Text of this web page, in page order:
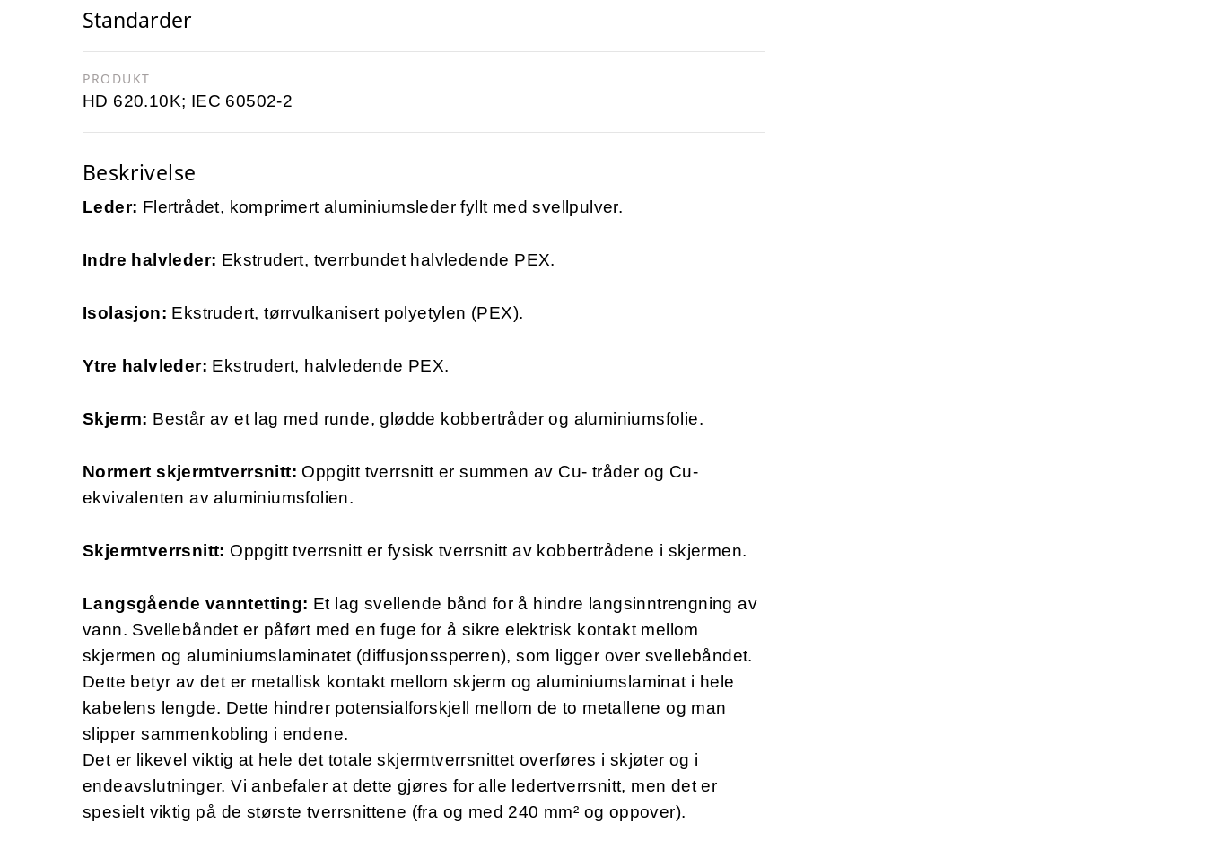
Standarder
PRODUKT
HD 620.10K; IEC 60502-2
Beskrivelse
Leder: Flertrådet, komprimert aluminiumsleder fyllt med svellpulver.
Indre halvleder: Ekstrudert, tverrbundet halvledende PEX.
Isolasjon: Ekstrudert, tørrvulkanisert polyetylen (PEX).
Ytre halvleder: Ekstrudert, halvledende PEX.
Skjerm: Består av et lag med runde, glødde kobbertråder og aluminiumsfolie.
Normert skjermtverrsnitt: Oppgitt tverrsnitt er summen av Cu- tråder og Cu-
ekvivalenten av aluminiumsfolien.
Skjermtverrsnitt: Oppgitt tverrsnitt er fysisk tverrsnitt av kobbertrådene i skjermen.
Langsgående vanntetting: Et lag svellende bånd for å hindre langsinntrengning av
vann. Svellebåndet er påført med en fuge for å sikre elektrisk kontakt mellom
skjermen og aluminiumslaminatet (diffusjonssperren), som ligger over svellebåndet.
Dette betyr av det er metallisk kontakt mellom skjerm og aluminiumslaminat i hele
kabelens lengde. Dette hindrer potensialforskjell mellom de to metallene og man
slipper sammenkobling i endene.
Det er likevel viktig at hele det totale skjermtverrsnittet overføres i skjøter og i
endeavslutninger. Vi anbefaler at dette gjøres for alle ledertverrsnitt, men det er
spesielt viktig på de største tverrsnittene (fra og med 240 mm² og oppover).